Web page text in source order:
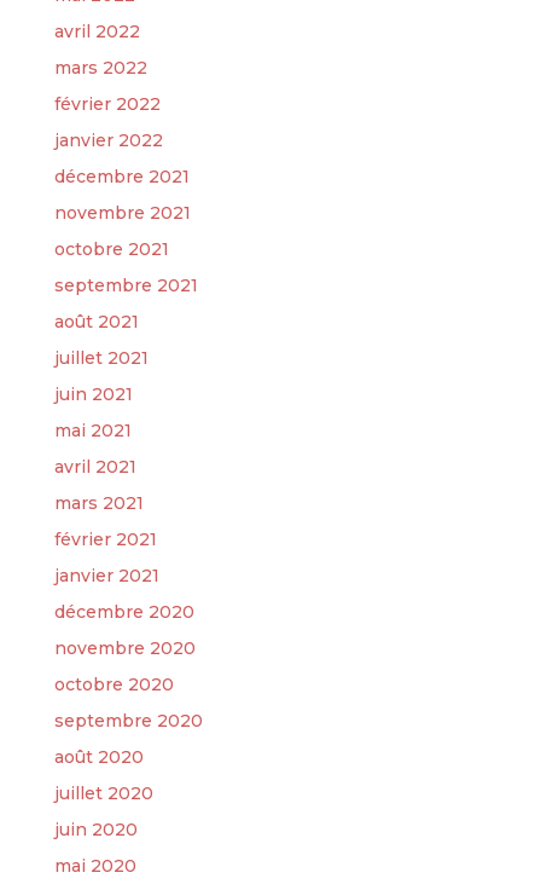
avril 2022
mars 2022
février 2022
janvier 2022
décembre 2021
novembre 2021
octobre 2021
septembre 2021
août 2021
juillet 2021
juin 2021
mai 2021
avril 2021
mars 2021
février 2021
janvier 2021
décembre 2020
novembre 2020
octobre 2020
septembre 2020
août 2020
juillet 2020
juin 2020
mai 2020